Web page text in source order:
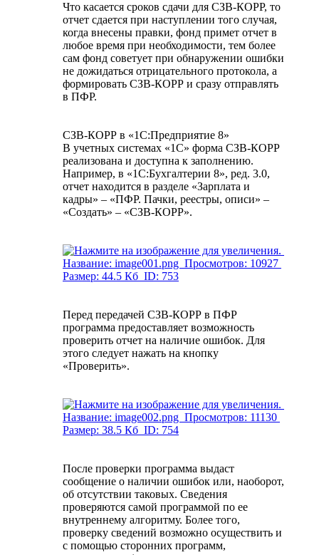
Что касается сроков сдачи для СЗВ-КОРР, то
отчет сдается при наступлении того случая,
когда внесены правки, фонд примет отчет в
любое время при необходимости, тем более
сам фонд советует при обнаружении ошибки
не дожидаться отрицательного протокола, а
формировать СЗВ-КОРР и сразу отправлять
в ПФР.
СЗВ-КОРР в «1С:Предприятие 8»
В учетных системах «1С» форма СЗВ-КОРР
реализована и доступна к заполнению.
Например, в «1С:Бухгалтерии 8», ред. 3.0,
отчет находится в разделе «Зарплата и
кадры» – «ПФР. Пачки, реестры, описи» –
«Создать» – «СЗВ-КОРР».
Перед передачей СЗВ-КОРР в ПФР
программа предоставляет возможность
проверить отчет на наличие ошибок. Для
этого следует нажать на кнопку
«Проверить».
После проверки программа выдаст
сообщение о наличии ошибок или, наоборот,
об отсутствии таковых. Сведения
проверяются самой программой по ее
внутреннему алгоритму. Более того,
проверку сведений возможно осуществить и
с помощью сторонних программ,